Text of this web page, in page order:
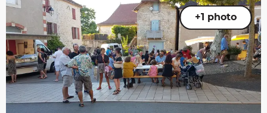
+1 photo